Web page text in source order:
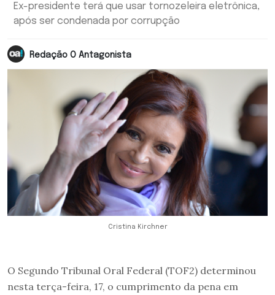
Ex-presidente terá que usar tornozeleira eletrônica,
após ser condenada por corrupção
Redação O Antagonista
Cristina Kirchner
O Segundo Tribunal Oral Federal (TOF2) determinou
nesta terça-feira, 17, o cumprimento da pena em